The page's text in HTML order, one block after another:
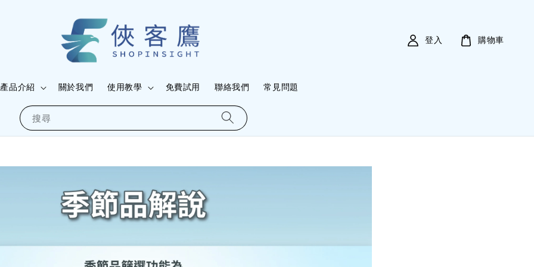
搜尋
產品介紹 關於我們 使用教學 免費試用 聯絡我們 常見問題
登入 購物車